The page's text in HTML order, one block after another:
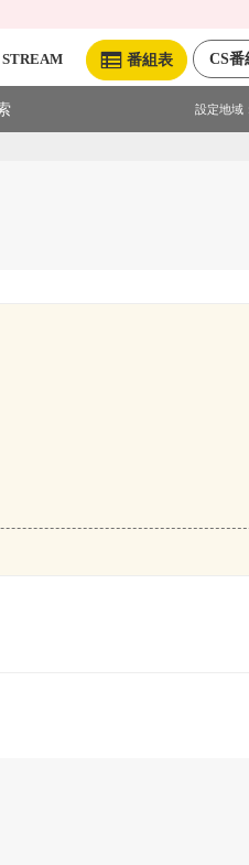
CS番
番組表
設定地域：